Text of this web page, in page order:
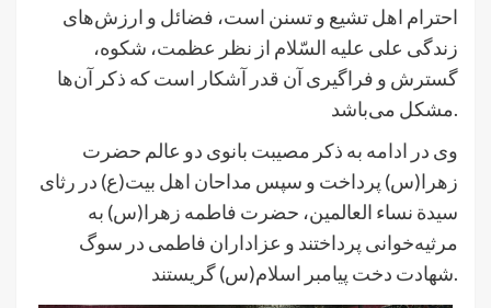
احترام اهل تشیع و تسنن است، فضائل و ارزش‌هاى
زندگى على عليه السّلام از نظر عظمت، شكوه،
گسترش و فراگيرى آن قدر آشكار است كه ذكر آن‌ها
مشکل می‌باشد.
وی در ادامه به ذکر مصیبت بانوی دو عالم حضرت
زهرا(س) پرداخت و سپس مداحان اهل بیت(ع) در رثای
سیدة نساء العالمین، حضرت فاطمه زهرا(س) به
مرثیه‌خوانی پرداختند و عزاداران فاطمی در سوگ
شهادت دخت پیامبر اسلام(س) گریستند.